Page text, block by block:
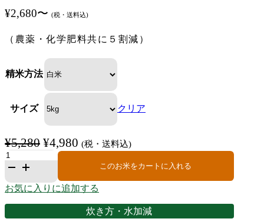
¥2,680〜 (税・送料込)
（農薬・化学肥料共に５割減）
精米方法
サイズ クリア
¥5,280 元
の
格
¥4,980 現
価
格
(税・送料込)
【新
米
予
約】
つ
や
このお米をカートに入れる
お気に入りに追加する
炊き方・水加減